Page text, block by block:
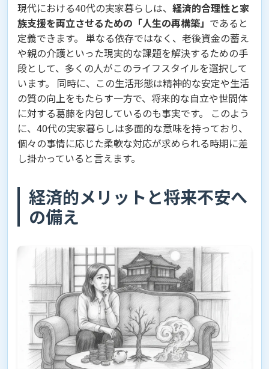
現代における40代の実家暮らしは、 経済的合理性と家
族支援を両立させるための「人生の再構築」 であると
定義できます。 単なる依存ではなく、老後資金の蓄え
や親の介護といった現実的な課題を解決するための手
段として、多くの人がこのライフスタイルを選択して
います。 同時に、この生活形態は精神的な安定や生活
の質の向上をもたらす一方で、将来的な自立や世間体
に対する葛藤を内包しているのも事実です。 このよう
に、40代の実家暮らしは多面的な意味を持っており、
個々の事情に応じた柔軟な対応が求められる時期に差
し掛かっていると言えます。
経済的メリットと将来不安へ
の備え